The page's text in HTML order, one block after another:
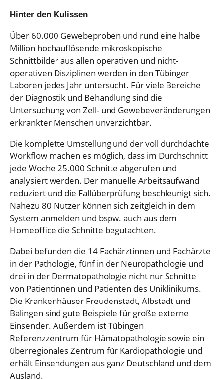
Hinter den Kulissen
Über 60.000 Gewebeproben und rund eine halbe
Million hochauflösende mikroskopische
Schnittbilder aus allen operativen und nicht-
operativen Disziplinen werden in den Tübinger
Laboren jedes Jahr untersucht. Für viele Bereiche
der Diagnostik und Behandlung sind die
Untersuchung von Zell- und Gewebeveränderungen
erkrankter Menschen unverzichtbar.
Die komplette Umstellung und der voll durchdachte
Workflow machen es möglich, dass im Durchschnitt
jede Woche 25.000 Schnitte abgerufen und
analysiert werden. Der manuelle Arbeitsaufwand
reduziert und die Fallüberprüfung beschleunigt sich.
Nahezu 80 Nutzer können sich zeitgleich in dem
System anmelden und bspw. auch aus dem
Homeoffice die Schnitte begutachten.
Dabei befunden die 14 Fachärztinnen und Fachärzte
in der Pathologie, fünf in der Neuropathologie und
drei in der Dermatopathologie nicht nur Schnitte
von Patientinnen und Patienten des Uniklinikums.
Die Krankenhäuser Freudenstadt, Albstadt und
Balingen sind gute Beispiele für große externe
Einsender. Außerdem ist Tübingen
Referenzzentrum für Hämatopathologie sowie ein
überregionales Zentrum für Kardiopathologie und
erhält Einsendungen aus ganz Deutschland und dem
Ausland.